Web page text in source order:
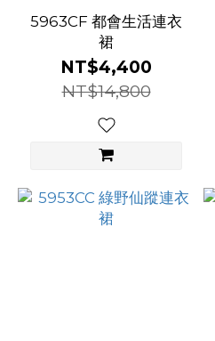
5963CF 都會生活連衣
裙
NT$4,400
NT$14,800